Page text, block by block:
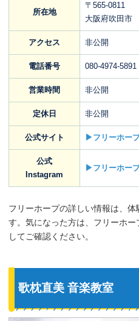
所在地
〒565-0811
大阪府吹田市
アクセス 非公開
電話番号 080-4974-5891
営業時間 非公開
定休日 非公開
公式サイト ▶フリーホー
公式
Instagram
▶フリーホー
フリーホープの詳しい情報は、
す。気になった方は、フリーホ
してご確認ください。
歌枕直美 音楽教室